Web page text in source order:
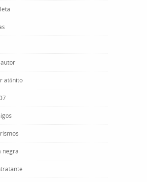
atónito
negra